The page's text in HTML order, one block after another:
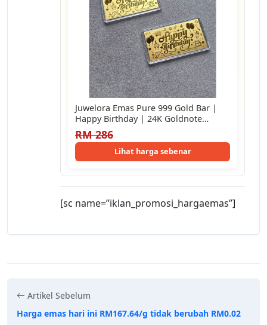
Juwelora Emas Pure 999 Gold Bar |
Happy Birthday | 24K Goldnote…
RM 286
Lihat harga sebenar
[sc name=”iklan_promosi_hargaemas”]
Artikel Sebelum
Harga emas hari ini RM167.64/g tidak berubah RM0.02